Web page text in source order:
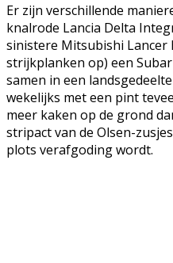
Er zijn verschillende
knalrode Lancia Delta
sinistere Mitsubishi Lancer
strijkplanken op) een
samen in een
wekelijks met een pint
meer kaken op de grond
stripact van de Olsen-
plots verafgoding wordt.